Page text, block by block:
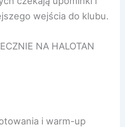
wejścia do klubu.
NA HALOTAN
i warm-up